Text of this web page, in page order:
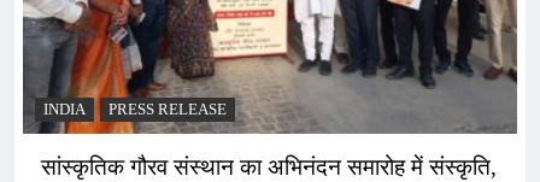
INDIA PRESS RELEASE
सांस्कृतिक गौरव संस्थान का अभिनंदन समारोह में संस्कृति,